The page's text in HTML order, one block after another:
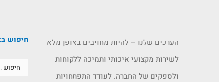
הערכים שלנו – להיות מחויבים באופן מלא
לשירות מקצועי איכותי ותמיכה ללקוחות
ולספקים של החברה. לעודד התפתחויות
חיפוש